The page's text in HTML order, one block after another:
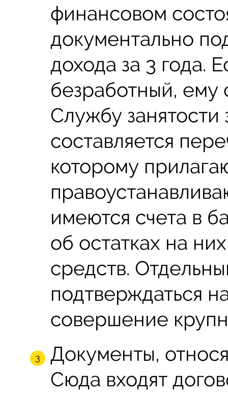
финансовом
документально
дохода за 3 года.
безработный, ему
Службу занятости
составляется
которому
имеются счета в
об остатках на
средств.
подтверждаться
совершение
Документы,
Сюда входят